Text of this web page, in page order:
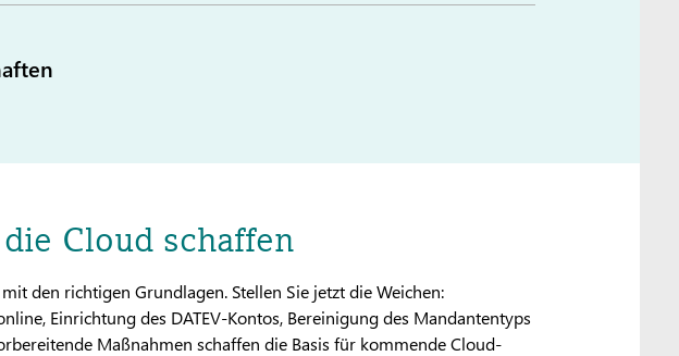
Cloud schaffen
den richtigen Grundlagen. Stellen Sie jetzt die Weichen:
Einrichtung des DATEV-Kontos, Bereinigung des Mandantentyps
Maßnahmen schaffen die Basis für kommende Cloud-